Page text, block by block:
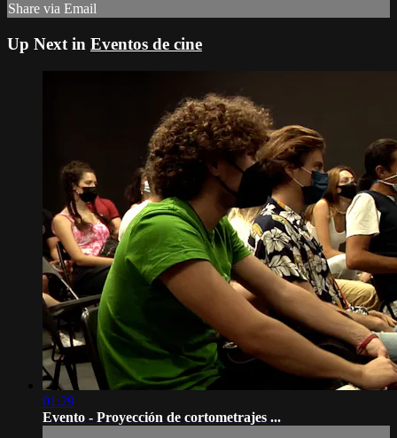
Share via Email
Up Next in Eventos de cine
01:29
Evento - Proyección de cortometrajes ...